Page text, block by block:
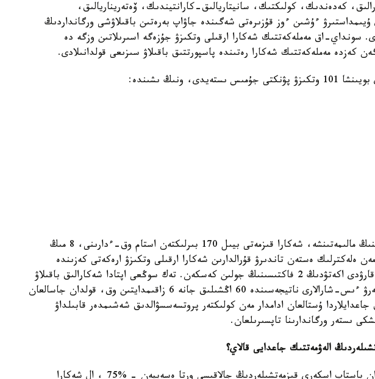
كەدەندىك، كولىكتىك، سانيتاريالىق-كارانتيندىك، ۆەتەريناريالىق،
ۇيىمداستىرۋ ءۇشىن ءوز قۇزىرەتى شەگىندە جاۋاپ بەرەتىن باقىلاۋشى ورگانداردىڭ
سونداي-اق مەملەكەتتىك شەكارا ارقىلى وتكىزۋ جۇزەگە اسىرىلاتىن وزگە دە
كەزدە مەملەكەتتىك شەكارا رەتىندە پاسپورتتىق باقىلاۋ سىزىعى قولدانىلادى.
ونىڭ ىشىندە:
ۇ ق ك باسپا ءسوز قىزمەتىنىڭ مالىمەتىنشە، شەكارا قىزمەتى بيىل 170 بىرلىكتەن استام وق-ءدارىنى، 8 مىڭ
ەلەكترلىك ەستەن تاندىرۋ قۇرالدارىن شەكارا ارقىلى وتكىزۋ ارەكەتى كەزىندە
تاركىلەپ، وقسىز اتىلاتىن قارۋدى اكەتۋدىڭ 2 فاكتىسىنىڭ جولىن كەسكەن. تەك سوڭعى اپتادا شەكارالىق باقىلاۋ
جۇرگىزۋ كەزىندەگى تەكسەرۋ ءىس-شارالارى ناتيجەسىندە 60 اڭشىلىق جانە 6 زاقىمدايتىن وق، قولدان جاسالعان
جاعدايلاردا ۇستالعان ادامدار مەن كولىكتەر پروتسەسسۋالدىق شەشىمدەر قابىلداۋ
ىستەر ورگاندارىنا تاپسىرىلعان.
الەۋمەتتىك جاعدايى قالاي؟